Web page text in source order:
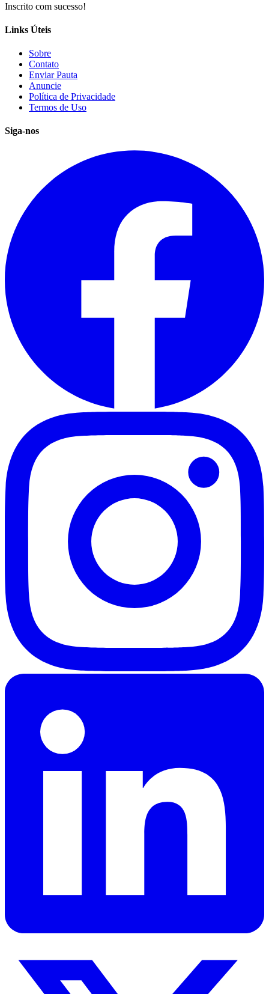
Inscrito com sucesso!
Links Úteis
Sobre
Contato
Enviar Pauta
Anuncie
Política de Privacidade
Termos de Uso
Siga-nos